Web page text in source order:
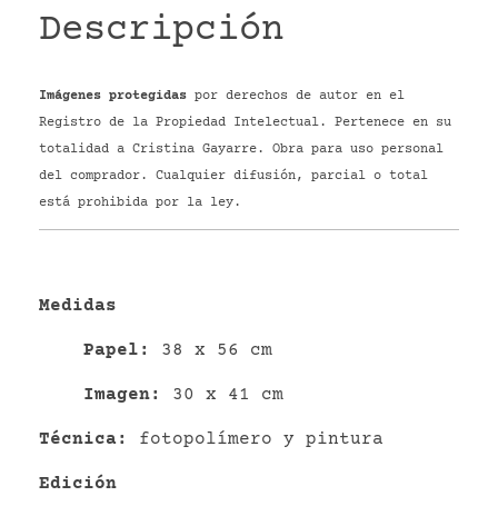
Descripción
Imágenes protegidas por derechos de autor en el
Registro de la Propiedad Intelectual. Pertenece en su
totalidad a Cristina Gayarre. Obra para uso personal
del comprador. Cualquier difusión, parcial o total
está prohibida por la ley.
Medidas
Papel : 38 x 56 cm
Imagen: 30 x 41 cm
Técnica: fotopolímero y pintura
Edición